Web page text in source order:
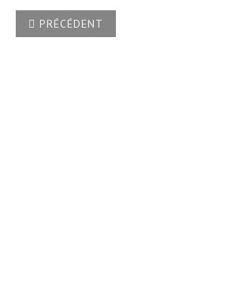
ARTICLE PRÉCÉDENT : COMMENT
PRÉCÉDENT